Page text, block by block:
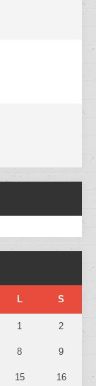
L S
1 2
8 9
15 16